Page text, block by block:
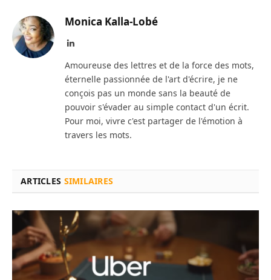
Monica Kalla-Lobé
LinkedIn
Amoureuse des lettres et de la force des mots,
éternelle passionnée de l'art d'écrire, je ne
conçois pas un monde sans la beauté de
pouvoir s'évader au simple contact d'un écrit.
Pour moi, vivre c'est partager de l'émotion à
travers les mots.
ARTICLES SIMILAIRES